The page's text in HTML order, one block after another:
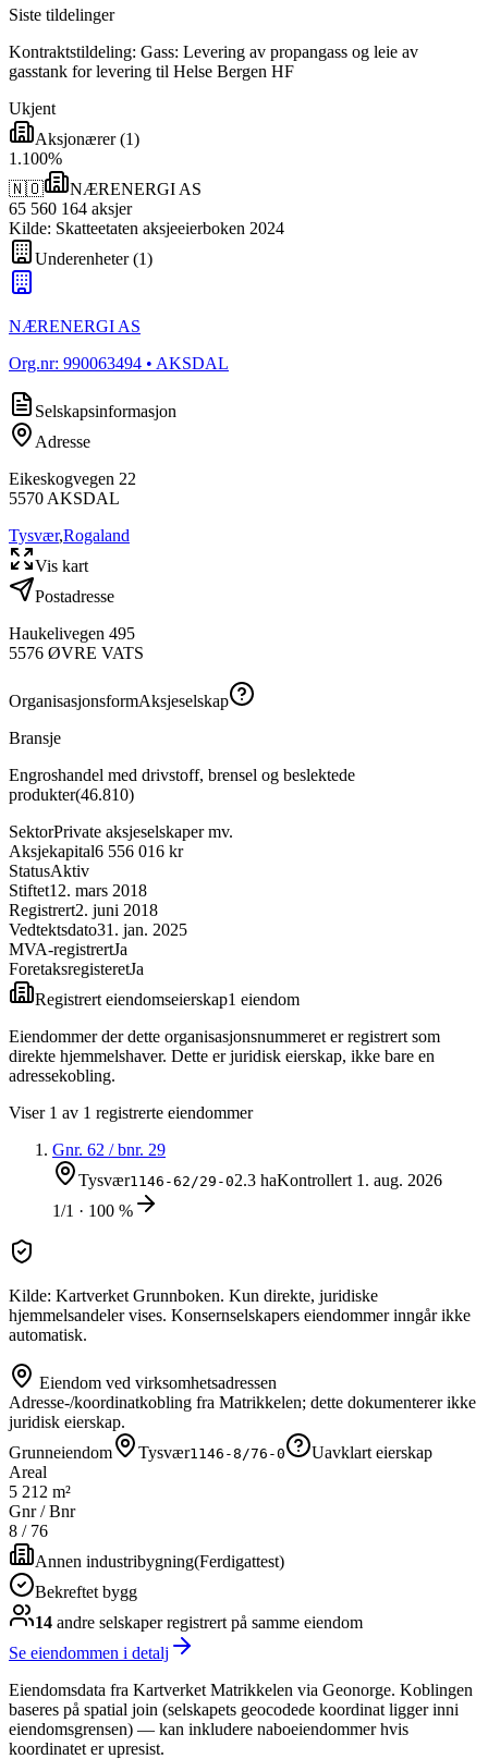
Siste tildelinger
Kontraktstildeling: Gass: Levering av propangass og leie av
gasstank for levering til Helse Bergen HF
Ukjent
Aksjonærer(1)
1 .100%
🇳🇴
NÆRENERGI AS
65 560 164 aksjer
Kilde: Skatteetaten aksjeeierboken 2024
Underenheter(1)
NÆRENERGI AS
Org.nr: 990063494 • AKSDAL
Selskapsinformasjon
Adresse
Eikeskogvegen 22
5570 AKSDAL
Tysvær,Rogaland
Vis kart
Postadresse
Haukelivegen 495
5576 ØVRE VATS
OrganisasjonsformAksjeselskap
Bransje
Engroshandel med drivstoff, brensel og beslektede
produkter(46.810)
SektorPrivate aksjeselskaper mv.
Aksjekapital6 556 016 kr
StatusAktiv
Stiftet12. mars 2018
Registrert2. juni 2018
Vedtektsdato31. jan. 2025
MVA-registrertJa
ForetaksregisteretJa
Registrert eiendomseierskap1 eiendom
Eiendommer der dette organisasjonsnummeret er registrert som
direkte hjemmelshaver. Dette er juridisk eierskap, ikke bare en
adressekobling.
Viser 1 av 1 registrerte eiendommer
Gnr. 62 / bnr. 29
Tysvær1146-62/29-02.3 haKontrollert 1. aug. 2026
1/1 · 100 %
Kilde: Kartverket Grunnboken. Kun direkte, juridiske
hjemmelsandeler vises. Konsernselskapers eiendommer inngår ikke
automatisk.
Eiendom ved virksomhetsadressen
Adresse-/koordinatkobling fra Matrikkelen; dette dokumenterer ikke
juridisk eierskap.
Grunneiendom
Tysvær1146-8/76-0
Uavklart eierskap
Areal
5 212 m²
Gnr / Bnr
8 / 76
Annen industribygning(Ferdigattest)
Bekreftet bygg
14 andre selskaperregistrert på samme eiendom
Se eiendommen i detalj
Eiendomsdata fra Kartverket Matrikkelen via Geonorge. Koblingen
baseres på spatial join (selskapets geocodede koordinat ligger inni
eiendomsgrensen) — kan inkludere naboeiendommer hvis
koordinatet er upresist.